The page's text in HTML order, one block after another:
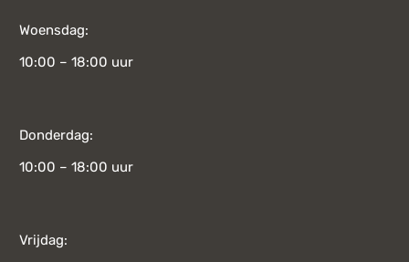
Woensdag:
10:00 – 18:00 uur
Donderdag:
10:00 – 18:00 uur
Vrijdag: